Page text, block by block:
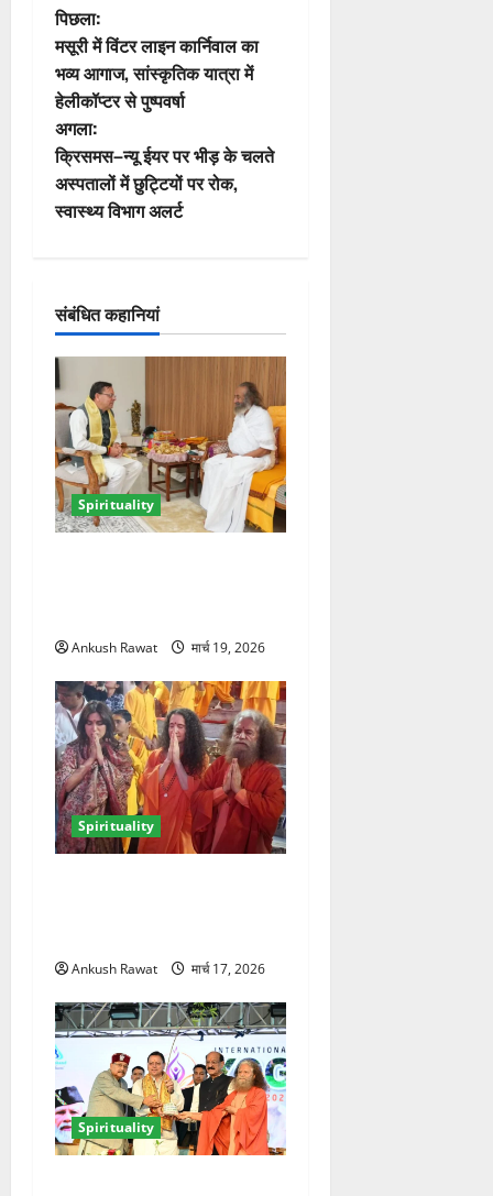
पो
स्ट
ने
वि
गे
न
पिछला:
मसूरी में विंटर लाइन कार्निवाल का
भव्य आगाज, सांस्कृतिक यात्रा में
हेलीकॉप्टर से पुष्पवर्षा
अगला:
क्रिसमस–न्यू ईयर पर भीड़ के चलते
अस्पतालों में छुट्टियों पर रोक,
स्वास्थ्य विभाग अलर्ट
संबंधित कहानियां
Spirituality
Ankush Rawat मार्च 19, 2026
Spirituality
Ankush Rawat मार्च 17, 2026
Spirituality